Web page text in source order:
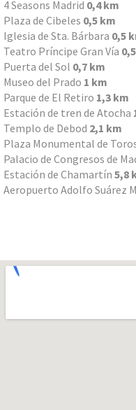
4 Seasons Madrid 0,4 km
Plaza de Cibeles 0,5 km
Iglesia de Sta. Bárbara 0,5
Teatro Príncipe Gran Vía
Puerta del Sol 0,7 km
Museo del Prado 1 km
Parque de El Retiro 1,3 km
Estación de tren de Atocha
Templo de Debod 2,1 km
Plaza Monumental de
Palacio de Congresos de
Estación de Chamartín 5,8
Aeropuerto Adolfo Suárez